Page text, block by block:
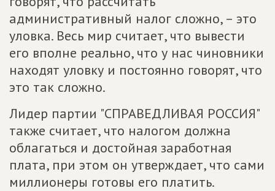
административный налог сложно, – это
уловка. Весь мир считает, что вывести
его вполне реально, что у нас чиновники
находят уловку и постоянно говорят, что
это так сложно.
Лидер партии "СПРАВЕДЛИВАЯ РОССИЯ"
также считает, что налогом должна
облагаться и достойная заработная
плата, при этом он утверждает, что сами
миллионеры готовы его платить.